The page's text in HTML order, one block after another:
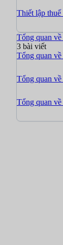
Thiết lập thuế
Tổng quan
3 bài viết
Tổng quan
Tổng quan
Tổng quan về